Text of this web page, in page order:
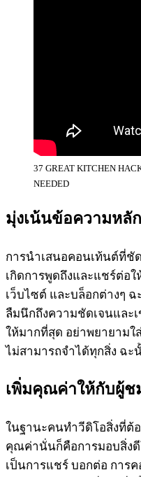
37 GREAT KITCHEN
NEEDED
มุ่งเน้นข้อความหลั
การนำเสนอคอนเท้นต์ที่ชั
เกิดการพูดถึงและแชร์ต่อ
เว็บไซต์ และบล็อกต่างๆ
ลืมนึกถึงความชัดเจนและ
ให้มากที่สุด อย่าพยายามใ
ไม่สามารถจำได้ทุกสิ่ง ฉะ
เพิ่มคุณค่าให้กับผู้ช
ในฐานะคนทำวีดิโอสิ่งที่ต้
คุณค่านั่นก็คือการมอบสิ่ง
เป็นการแชร์ บอกต่อ การ